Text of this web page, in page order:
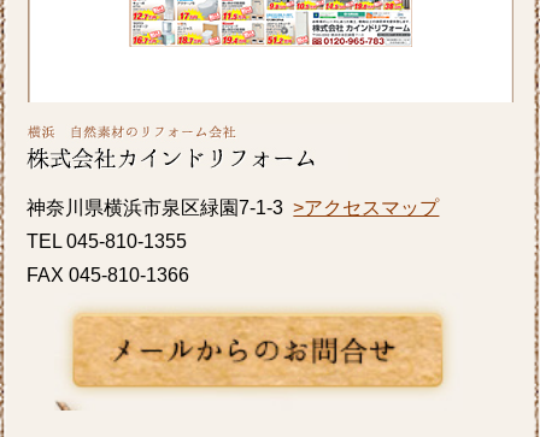
おります。お気軽にお問い合わせください。
こそ、お家の中では快適に過ごしたいもので
例をアップ致しましたのでご覧ください。カ
インドリフォームではお見積り・ご相談を無
料で行っております。お気軽にお問い合わせ
ください。
2026/05/27
神奈川県横浜市泉区緑園7-1-3>アクセスマップ
TEL 045-810-1355
FAX 045-810-1366